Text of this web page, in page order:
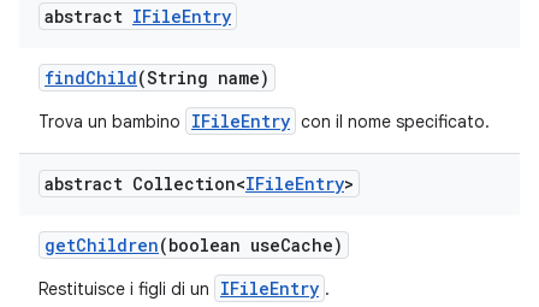
abstract IFileEntry
findChild(String name)
Trova un bambino IFileEntry con il nome specificato.
abstract Collection<IFileEntry>
getChildren(boolean useCache)
Restituisce i figli di un IFileEntry .